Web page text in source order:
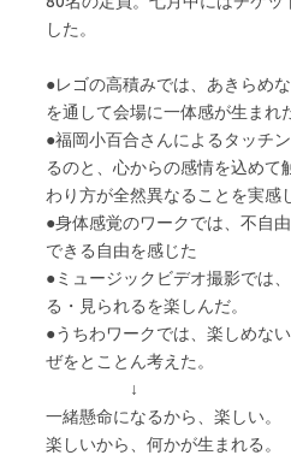
した。
●レゴの高積みでは、あきらめ
を通して会場に一体感が生まれ
●福岡小百合さんによるタッチ
るのと、心からの感情を込めて
わり方が全然異なることを実感
●身体感覚のワークでは、不自
できる自由を感じた
●ミュージックビデオ撮影では
る・見られるを楽しんだ。
●うちわワークでは、楽しめな
ぜをとことん考えた。
↓
一緒懸命になるから、楽しい。
楽しいから、何かが生まれる。